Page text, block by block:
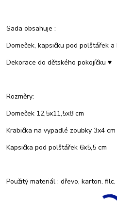
Sada obsahuje :
Domeček, kapsičku pod polštářek
Dekorace do dětského pokojíčku ♥
Rozměry:
Domeček 12,5x11,5x8 cm
Krabička na vypadlé zoubky 3x4 cm
Kapsička pod polštářek 6x5,5 cm
Použitý materiál : dřevo, karton,